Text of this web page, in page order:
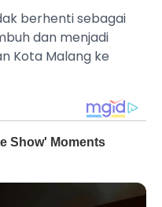
berhenti sebagai
dan menjadi
Kota Malang ke